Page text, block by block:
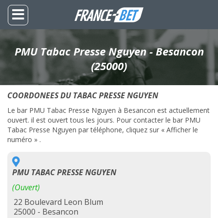
PMU Tabac Presse Nguyen - Besancon
(25000)
COORDONEES DU TABAC PRESSE NGUYEN
Le bar PMU Tabac Presse Nguyen à Besancon est actuellement
ouvert. il est ouvert tous les jours. Pour contacter le bar PMU
Tabac Presse Nguyen par téléphone, cliquez sur « Afficher le
numéro » .
PMU TABAC PRESSE NGUYEN
(Ouvert)
22 Boulevard Leon Blum
25000 - Besancon